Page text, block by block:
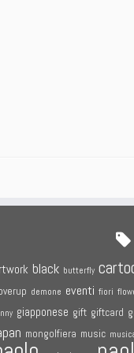
black butterfly
demone eventi fiori
giapponese gift giftcard
mongolfiera music